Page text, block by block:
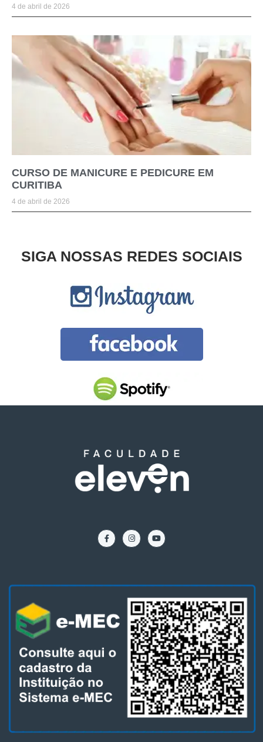
4 de abril de 2026
CURSO DE MANICURE E PEDICURE EM
CURITIBA
4 de abril de 2026
SIGA NOSSAS REDES SOCIAIS